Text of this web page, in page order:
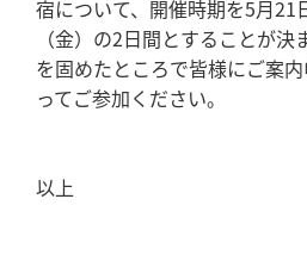
宿について、開催時期を5月21
（金）の2日間とすることが
を固めたところで皆様にご案
ってご参加ください。
以上